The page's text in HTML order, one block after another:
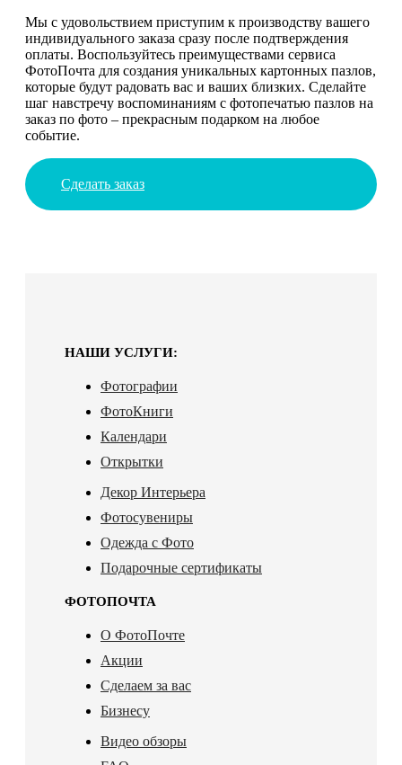
Мы с удовольствием приступим к производству вашего
индивидуального заказа сразу после подтверждения
оплаты. Воспользуйтесь преимуществами сервиса
ФотоПочта для создания уникальных картонных пазлов,
которые будут радовать вас и ваших близких. Сделайте
шаг навстречу воспоминаниям с фотопечатью пазлов на
заказ по фото – прекрасным подарком на любое
событие.
Сделать заказ
НАШИ УСЛУГИ:
Фотографии
ФотоКниги
Календари
Открытки
Декор Интерьера
Фотосувениры
Одежда с Фото
Подарочные сертификаты
ФОТОПОЧТА
О ФотоПочте
Акции
Сделаем за вас
Бизнесу
Видео обзоры